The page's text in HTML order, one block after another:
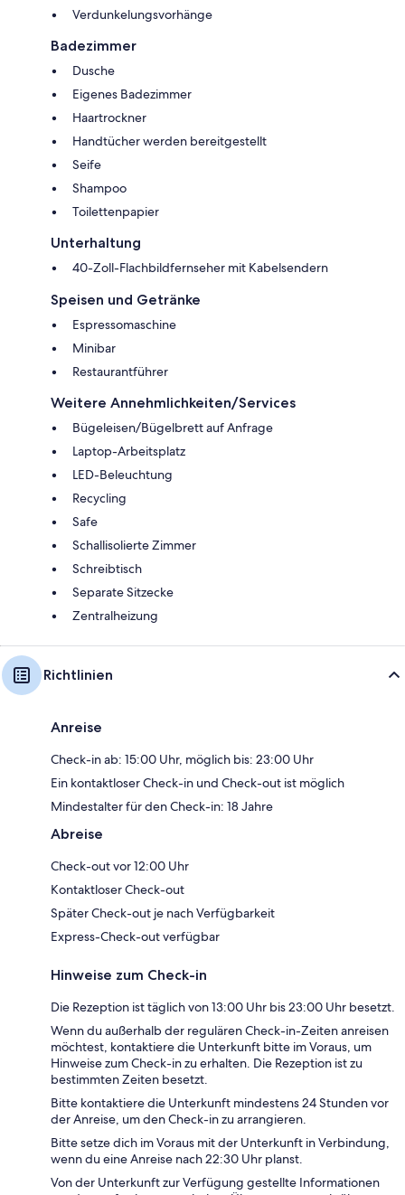
Verdunkelungsvorhänge
Badezimmer
Dusche
Eigenes Badezimmer
Haartrockner
Handtücher werden bereitgestellt
Seife
Shampoo
Toilettenpapier
Unterhaltung
40-Zoll-Flachbildfernseher mit Kabelsendern
Speisen und Getränke
Espressomaschine
Minibar
Restaurantführer
Weitere Annehmlichkeiten/Services
Bügeleisen/Bügelbrett auf Anfrage
Laptop-Arbeitsplatz
LED-Beleuchtung
Recycling
Safe
Schallisolierte Zimmer
Schreibtisch
Separate Sitzecke
Zentralheizung
Richtlinien
Anreise
Check-in ab: 15:00 Uhr, möglich bis: 23:00 Uhr
Ein kontaktloser Check-in und Check-out ist möglich
Mindestalter für den Check-in: 18 Jahre
Abreise
Check-out vor 12:00 Uhr
Kontaktloser Check-out
Später Check-out je nach Verfügbarkeit
Express-Check-out verfügbar
Hinweise zum Check-in
Die Rezeption ist täglich von 13:00 Uhr bis 23:00 Uhr besetzt.
Wenn du außerhalb der regulären Check-in-Zeiten anreisen
möchtest, kontaktiere die Unterkunft bitte im Voraus, um
Hinweise zum Check-in zu erhalten. Die Rezeption ist zu
bestimmten Zeiten besetzt.
Bitte kontaktiere die Unterkunft mindestens 24 Stunden vor
der Anreise, um den Check-in zu arrangieren.
Bitte setze dich im Voraus mit der Unterkunft in Verbindung,
wenn du eine Anreise nach 22:30 Uhr planst.
Von der Unterkunft zur Verfügung gestellte Informationen